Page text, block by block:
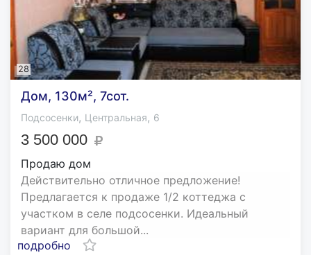
28
Дом, 130м², 7сот.
Подсосенки, Центральная, 6
3 500 000
Продаю дом
Действительно отличное предложение!
Предлагается к продаже 1/2 коттеджа с
участком в селе подсосенки. Идеальный
вариант для большой...
подробно